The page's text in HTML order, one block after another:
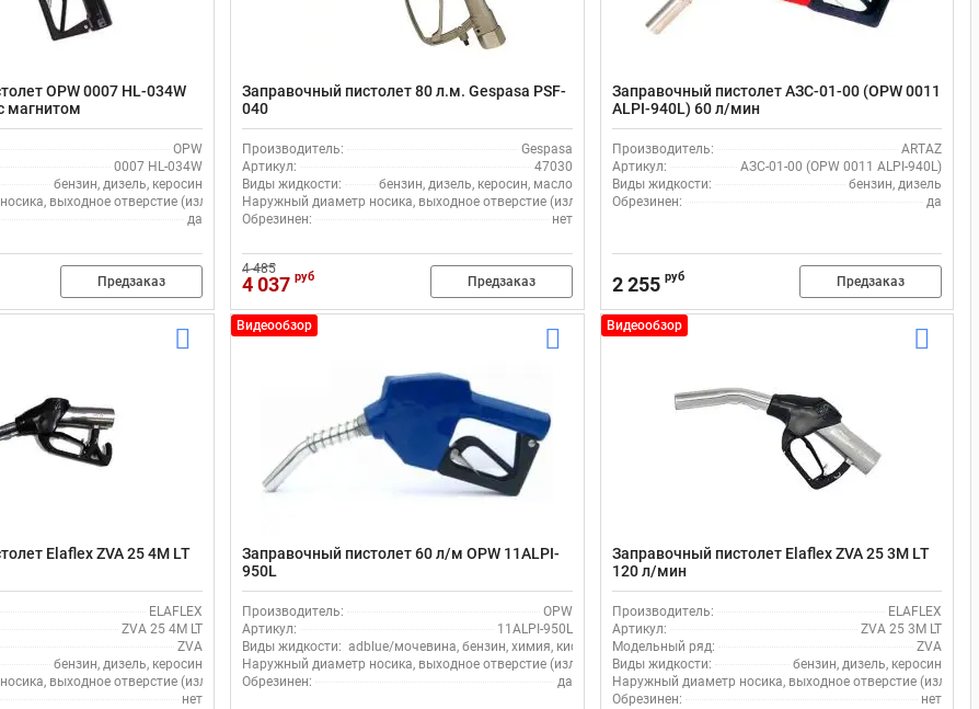
OPW 0007 HL-034W
магнитом
OPW
0007 HL-034W
бензин, дизель, керосин
выходное отверстие (излив), мм: 25
да
Предзаказ
Заправочный пистолет 80 л.м. Gespasa PSF-
040
Производитель:
Gespasa
Артикул:
47030
Виды жидкости:
бензин, дизель, керосин, масло
Наружный диаметр носика, выходное отверстие (излив), мм: 25
Обрезинен:
нет
4 485
4 037 руб Предзаказ
Заправочный пистолет АЗС-01-00 (OPW 0011
ALPI-940L) 60 л/мин
Производитель:
ARTAZ
Артикул:
АЗС-01-00 (OPW 0011 ALPI-940L)
Виды жидкости:
бензин, дизель
Обрезинен:
да
2 255 руб Предзаказ
Elaflex ZVA 25 4M LT
ELAFLEX
ZVA 25 4M LT
ZVA
бензин, дизель, керосин
выходное отверстие (излив), мм: 25
нет
Видеообзор
Заправочный пистолет 60 л/м OPW 11ALPI-
950L
Производитель:
OPW
Артикул:
11ALPI-950L
Виды жидкости: adblue/мочевина, бензин, химия, кислота, моющие жидкости, щелочи, стеклоомыватель, вода
Наружный диаметр носика, выходное отверстие (излив), мм: 25
Обрезинен:
да
Видеообзор
Заправочный пистолет Elaflex ZVA 25 3M LT
120 л/мин
Производитель:
ELAFLEX
Артикул:
ZVA 25 3M LT
Модельный ряд:
ZVA
Виды жидкости:
бензин, дизель, керосин
Наружный диаметр носика, выходное отверстие (излив),
Обрезинен:
нет